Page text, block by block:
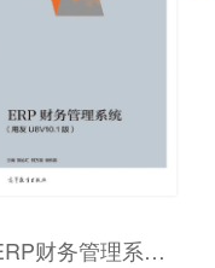
ERP财务管理系统（用友U8V10.1版）